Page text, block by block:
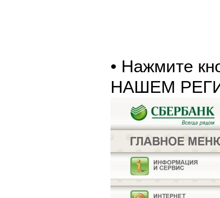
• Нажмите
НАШЕМ